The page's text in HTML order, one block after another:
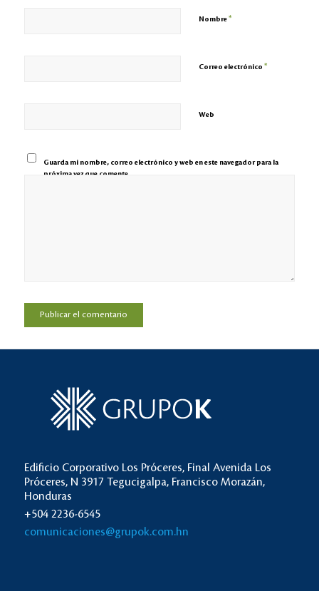
Nombre*
Correo electrónico *
Web
Guarda mi nombre, correo electrónico y web en este navegador para la
próxima vez que comente.
Edificio Corporativo Los Próceres, Final Avenida Los
Próceres, N 3917 Tegucigalpa, Francisco Morazán,
Honduras
+504 2236-6545
comunicaciones@grupok.com.hn